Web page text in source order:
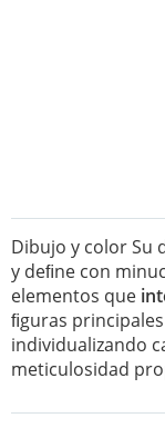
Dibujo y color Su
y deﬁne con
elementos que
ﬁguras
individualizando
meticulosidad